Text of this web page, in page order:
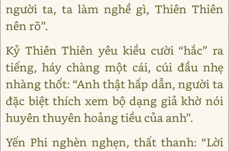
người ta, ta làm nghề gì, Thiên Thiên
nên rõ”.
Kỷ Thiên Thiên yêu kiều cười “hắc” ra
tiếng, háy chàng một cái, cúi đầu nhẹ
nhàng thốt: “Anh thật hấp dẫn, người ta
đặc biệt thích xem bộ dạng giả khờ nói
huyên thuyên hoảng tiều của anh”.
Yến Phi nghèn nghẹn, thất thanh: “Lời